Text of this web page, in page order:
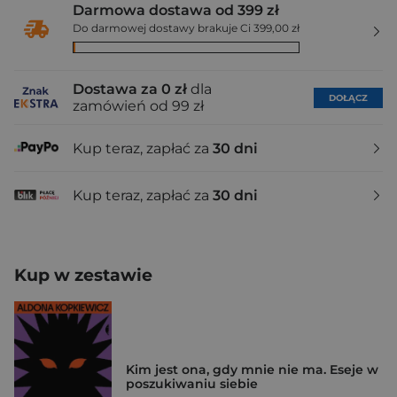
Darmowa dostawa od 399 zł
Do darmowej dostawy brakuje Ci 399,00 zł
Dostawa za 0 zł dla
zamówień od 99 zł
DOŁĄCZ
Kup teraz, zapłać za 30 dni
Kup teraz, zapłać za 30 dni
Kup w zestawie
Kim jest ona, gdy mnie nie ma. Eseje w
poszukiwaniu siebie